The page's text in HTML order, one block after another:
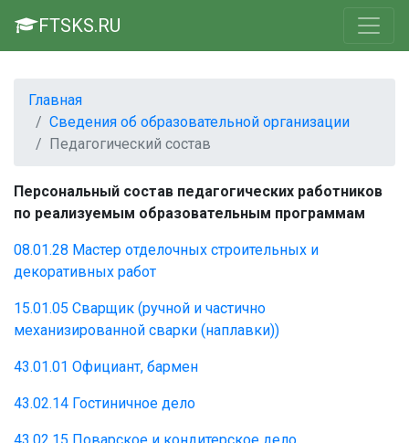
FTSKS.RU
Главная
Сведения об образовательной организации
Педагогический состав
Персональный состав педагогических работников
по реализуемым образовательным программам
08.01.28 Мастер отделочных строительных и
декоративных работ
15.01.05 Сварщик (ручной и частично
механизированной сварки (наплавки))
43.01.01 Официант, бармен
43.02.14 Гостиничное дело